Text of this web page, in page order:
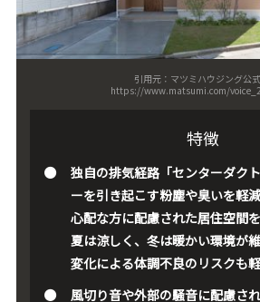
引用元：マツミハウジング公
https://www.matsumi.com/
特徴
独自の排気経路「センターダク
ーを引き起こす粉塵や臭いを軽
心配な方に配慮された居住空間を
夏は涼しく、冬は暖かい環境が
変化による体調不良のリスクも軽
風切り音や外部の騒音に配慮さ